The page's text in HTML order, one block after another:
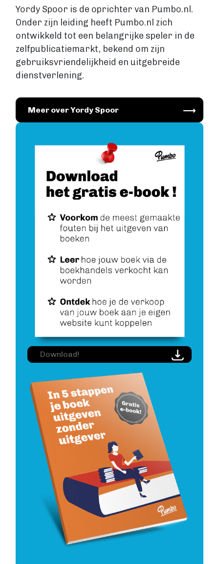
Yordy Spoor is de oprichter van Pumbo.nl.
Onder zijn leiding heeft Pumbo.nl zich
ontwikkeld tot een belangrijke speler in de
zelfpublicatiemarkt, bekend om zijn
gebruiksvriendelijkheid en uitgebreide
dienstverlening.
Image
Meer over Yordy Spoor
Image
Download!